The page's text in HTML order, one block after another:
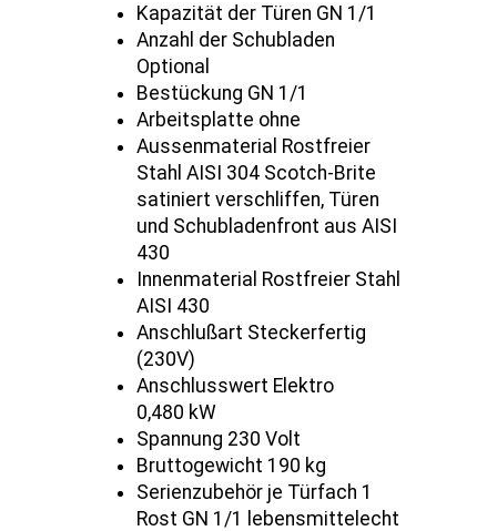
Kapazität der Türen GN 1/1
Anzahl der Schubladen
Optional
Bestückung GN 1/1
Arbeitsplatte ohne
Aussenmaterial Rostfreier
Stahl AISI 304 Scotch-Brite
satiniert verschliffen, Türen
und Schubladenfront aus AISI
430
Innenmaterial Rostfreier Stahl
AISI 430
Anschlußart Steckerfertig
(230V)
Anschlusswert Elektro
0,480 kW
Spannung 230 Volt
Bruttogewicht 190 kg
Serienzubehör je Türfach 1
Rost GN 1/1 lebensmittelecht